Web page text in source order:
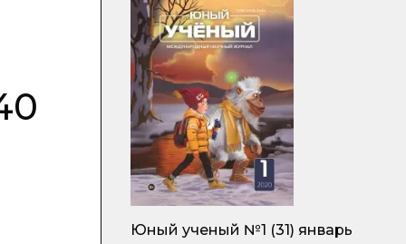
Юный ученый №1 (31) январь